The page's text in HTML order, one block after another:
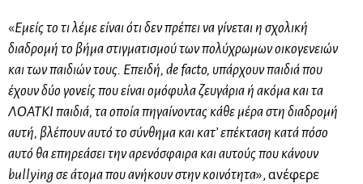
«Εμείς το τι λέμε είναι ότι δεν πρέπει να γίνεται η σχολική
διαδρομή το βήμα στιγματισμού των πολύχρωμων οικογενειών
και των παιδιών τους. Επειδή, de facto, υπάρχουν παιδιά που
έχουν δύο γονείς που είναι ομόφυλα ζευγάρια ή ακόμα και τα
ΛΟΑΤΚΙ παιδιά, τα οποία πηγαίνοντας κάθε μέρα στη διαδρομή
αυτή, βλέπουν αυτό το σύνθημα και κατ’ επέκταση κατά πόσο
αυτό θα επηρεάσει την αρενόσφαιρα και αυτούς που κάνουν
bullying σε άτομα που ανήκουν στην κοινότητα», ανέφερε